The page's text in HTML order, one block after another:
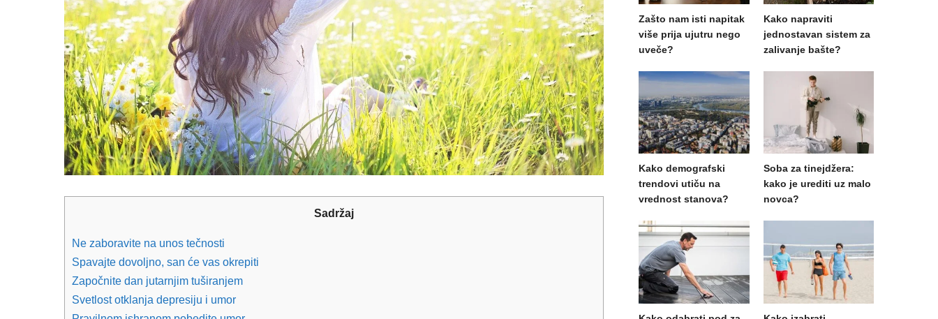
Sadržaj
Ne zaboravite na unos tečnosti
Spavajte dovoljno, san će vas okrepiti
Započnite dan jutarnjim tuširanjem
Svetlost otklanja depresiju i umor
Zašto nam isti napitak
više prija ujutru nego
uveče?
Kako napraviti
jednostavan sistem za
zalivanje bašte?
Kako demografski
trendovi utiču na
vrednost stanova?
Soba za tinejdžera:
kako je urediti uz malo
novca?